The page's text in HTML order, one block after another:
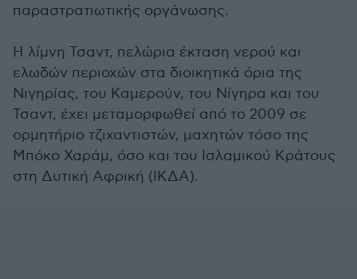
παραστρατιωτικής οργάνωσης.
Η λίμνη Τσαντ, πελώρια έκταση νερού και
ελωδών περιοχών στα διοικητικά όρια της
Νιγηρίας, του Καμερούν, του Νίγηρα και του
Τσαντ, έχει μεταμορφωθεί από το 2009 σε
ορμητήριο τζιχαντιστών, μαχητών τόσο της
Μπόκο Χαράμ, όσο και του Ισλαμικού Κράτους
στη Δυτική Αφρική (ΙΚΔΑ).